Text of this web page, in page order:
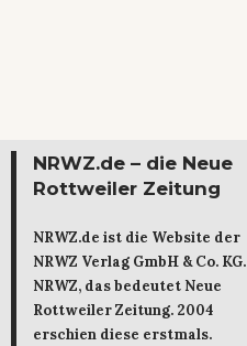
NRWZ.de – die Neue
Rottweiler Zeitung
NRWZ.de ist die Website der
NRWZ Verlag GmbH & Co. KG.
NRWZ, das bedeutet Neue
Rottweiler Zeitung. 2004
erschien diese erstmals.